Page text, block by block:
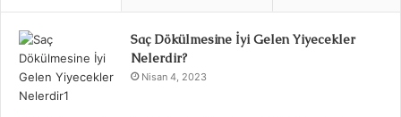
Saç Dökülmesine İyi Gelen Yiyecekler
Nelerdir?
Nisan 4, 2023